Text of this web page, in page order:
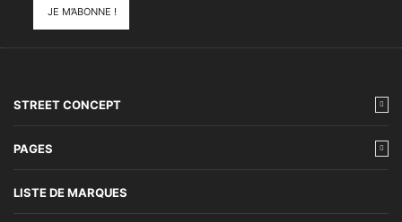
STREET CONCEPT
PAGES
LISTE DE MARQUES